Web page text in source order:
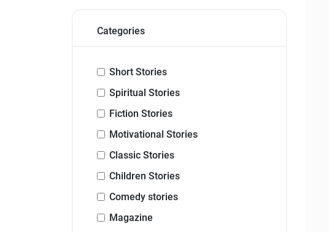
Categories
Short Stories
Spiritual Stories
Fiction Stories
Motivational Stories
Classic Stories
Children Stories
Comedy stories
Magazine